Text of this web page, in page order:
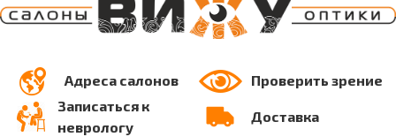
Адреса салонов
Проверить зрение
Записаться к
неврологу
Доставка